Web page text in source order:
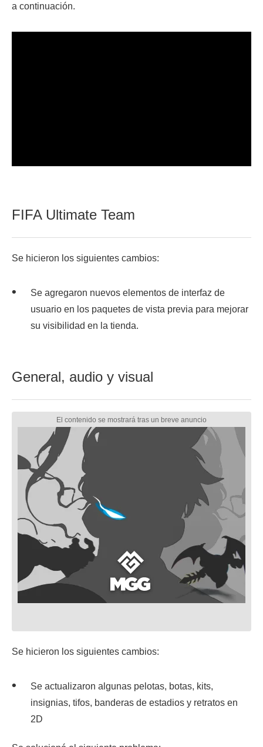
a continuación.
FIFA Ultimate Team
Se hicieron los siguientes cambios:
Se agregaron nuevos elementos de interfaz de
usuario en los paquetes de vista previa para mejorar
su visibilidad en la tienda.
General, audio y visual
Se hicieron los siguientes cambios:
Se actualizaron algunas pelotas, botas, kits,
insignias, tifos, banderas de estadios y retratos en
2D